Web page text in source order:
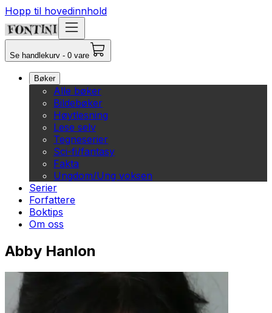
Hopp til hovedinnhold
Se handlekurv - 0 vare
Bøker
Alle bøker
Bildebøker
Høytlesning
Lese selv
Tegneserier
Sci-fi/fantasy
Fakta
Ungdom/Ung voksen
Serier
Forfattere
Boktips
Om oss
Abby Hanlon